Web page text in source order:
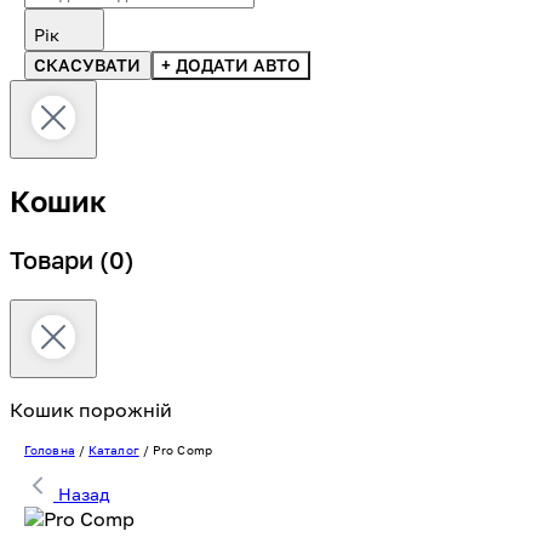
Рік
СКАСУВАТИ
+ ДОДАТИ АВТО
Кошик
Товари (0)
Кошик порожній
Головна / Каталог/ Pro Comp
Назад